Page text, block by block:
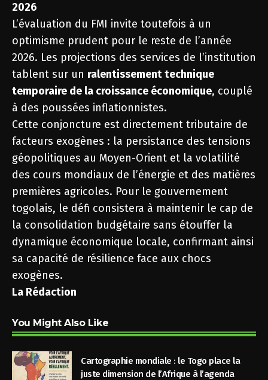
2026
L’évaluation du FMI invite toutefois à un
optimisme prudent pour le reste de l’année
2026. Les projections des services de l’institution
tablent sur un ralentissement technique
temporaire de la croissance économique, couplé
à des poussées inflationnistes.
Cette conjoncture est directement tributaire de
facteurs exogènes : la persistance des tensions
géopolitiques au Moyen-Orient et la volatilité
des cours mondiaux de l’énergie et des matières
premières agricoles. Pour le gouvernement
togolais, le défi consistera à maintenir le cap de
la consolidation budgétaire sans étouffer la
dynamique économique locale, confirmant ainsi
sa capacité de résilience face aux chocs
exogènes.
La Rédaction
You Might Also Like
Cartographie mondiale : le Togo place la
juste dimension de l’Afrique à l’agenda